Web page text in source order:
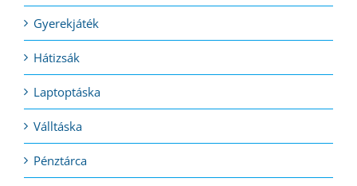
Gyerekjáték
Hátizsák
Laptoptáska
Válltáska
Pénztárca